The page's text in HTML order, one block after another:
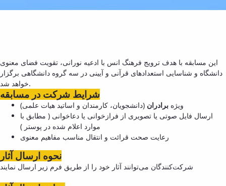
این مسابقه با هدف ترویج فرهنگ انس با ادعیه نورانی، تقویت فضای معنوی
دانشگاه و شناسایی استعدادهای قرآنی و آیینی در سه گروه دانشگاهی برگزار
خواهد شد.
شرایط شرکت در مسابقه
ویژه برادران (دانشجویان، کارمندان و اساتید هیات علمی)
ارسال فایل صوتی یا تصویری از فرازخوانی یا دعاخوانی ( مطابق با
موارد اعلام شده در پوستر )
رعایت صحت قرائت و انتقال مناسب مفاهیم معنوی
نحوه ارسال آثار
شرکت‌کنندگان می‌توانند آثار خود را از طریق فرم زیر ارسال نمایند